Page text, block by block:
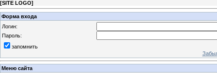
[SITE LOGO]
Форма входа
Логин:
Пароль:
запомнить
Меню сайта